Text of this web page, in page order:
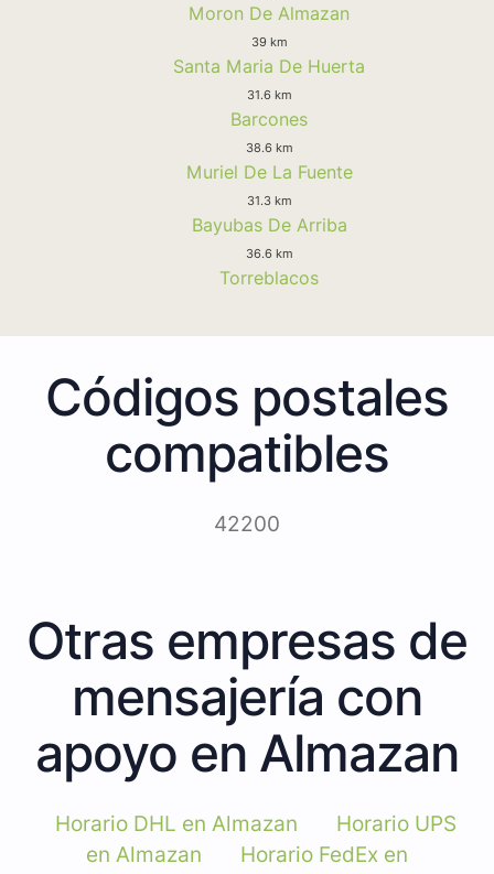
Moron De Almazan
39 km
Santa Maria De Huerta
31.6 km
Barcones
38.6 km
Muriel De La Fuente
31.3 km
Bayubas De Arriba
36.6 km
Torreblacos
Códigos postales
compatibles
42200
Otras empresas de
mensajería con
apoyo en Almazan
Horario DHL en Almazan
Horario UPS
en Almazan
Horario FedEx en